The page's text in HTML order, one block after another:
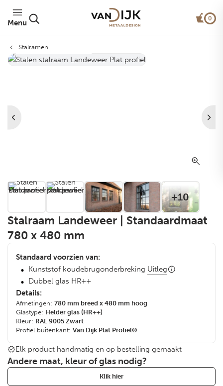
Menu
0
Stalramen
Van Dijk Plat Profiel®
+10
Stalraam Landeweer | Standaardmaat
780 x 480 mm
Standaard voorzien van:
Kunststof koudebrugonderbreking Uitleg
Dubbel glas HR++
Details:
Afmetingen: 780 mm breed x 480 mm hoog
Glastype: Helder glas (HR++)
Kleur: RAL 9005 Zwart
Profiel buitenkant: Van Dijk Plat Profiel®
Elk product handmatig en op bestelling gemaakt
Andere maat, kleur of glas nodig?
Klik hier